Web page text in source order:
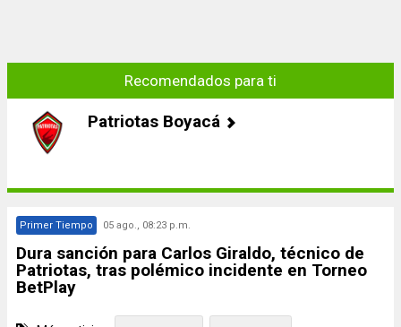
Recomendados para ti
Patriotas Boyacá
Primer Tiempo 05 ago., 08:23 p.m.
Dura sanción para Carlos Giraldo, técnico de
Patriotas, tras polémico incidente en Torneo
BetPlay